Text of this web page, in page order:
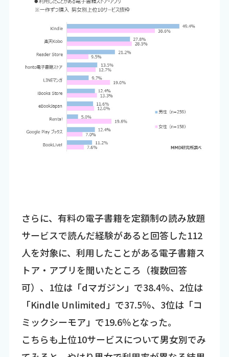
さらに、有料の電子書籍を定額制の読み放題
サービスで読んだ経験があると回答した112
人を対象に、利用したことがある電子書籍ス
トア・アプリを聞いたところ（複数回答
可）、1位は「dマガジン」で38.4％、2位は
「Kindle Unlimited」で37.5％、3位は「コ
ミックシーモア」で19.6％となった。
こちらも上位10サービスについて男女別でみ